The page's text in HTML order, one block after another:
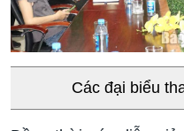
Các đại biểu